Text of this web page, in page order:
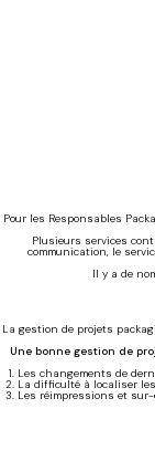
Pour les Responsables
Plusieurs services
communication, le
Il y a de
La gestion de projets
Une bonne gestion de
Les changements de
La difficulté à localiser
Les réimpressions et